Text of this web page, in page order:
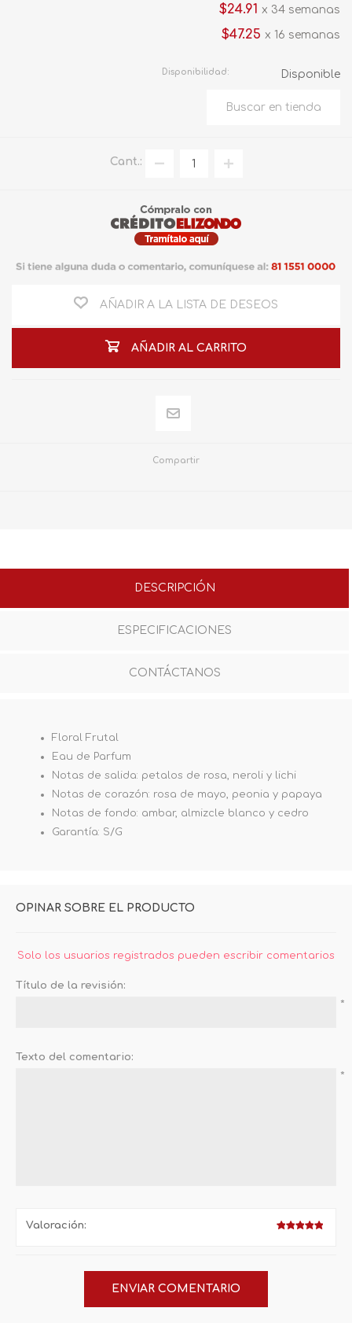
$24.91 x 34 semanas
$47.25 x 16 semanas
Disponibilidad: Disponible
Cant.:
AÑADIR A LA LISTA DE DESEOS
AÑADIR AL CARRITO
Compartir
DESCRIPCIÓN
ESPECIFICACIONES
CONTÁCTANOS
Floral Frutal
Eau de Parfum
Notas de salida: petalos de rosa, neroli y lichi
Notas de corazón: rosa de mayo, peonia y papaya
Notas de fondo: ambar, almizcle blanco y cedro
Garantía: S/G
OPINAR SOBRE EL PRODUCTO
Solo los usuarios registrados pueden escribir comentarios
Título de la revisión:
*
Texto del comentario:
*
Valoración: